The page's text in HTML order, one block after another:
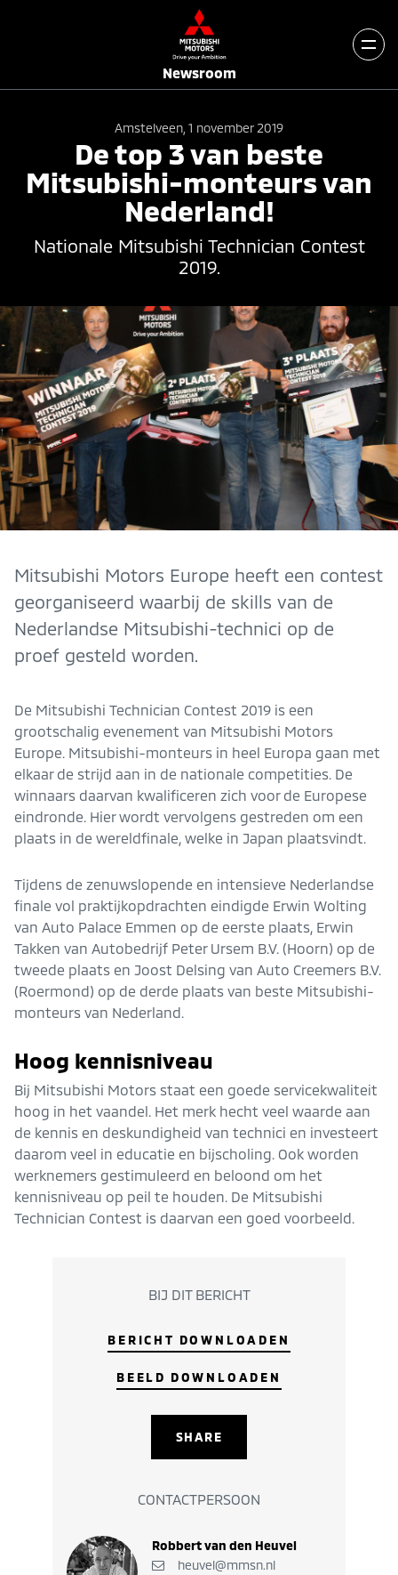
Newsroom
Amstelveen, 1 november 2019
De top 3 van beste
Mitsubishi-monteurs van
Nederland!
Nationale Mitsubishi Technician Contest
2019.
Mitsubishi Motors Europe heeft een contest
georganiseerd waarbij de skills van de
Nederlandse Mitsubishi-technici op de
proef gesteld worden.
De Mitsubishi Technician Contest 2019 is een
grootschalig evenement van Mitsubishi Motors
Europe. Mitsubishi-monteurs in heel Europa gaan met
elkaar de strijd aan in de nationale competities. De
winnaars daarvan kwalificeren zich voor de Europese
eindronde. Hier wordt vervolgens gestreden om een
plaats in de wereldfinale, welke in Japan plaatsvindt.
Tijdens de zenuwslopende en intensieve Nederlandse
finale vol praktijkopdrachten eindigde Erwin Wolting
van Auto Palace Emmen op de eerste plaats, Erwin
Takken van Autobedrijf Peter Ursem B.V. (Hoorn) op de
tweede plaats en Joost Delsing van Auto Creemers B.V.
(Roermond) op de derde plaats van beste Mitsubishi-
monteurs van Nederland.
Hoog kennisniveau
Bij Mitsubishi Motors staat een goede servicekwaliteit
hoog in het vaandel. Het merk hecht veel waarde aan
de kennis en deskundigheid van technici en investeert
daarom veel in educatie en bijscholing. Ook worden
werknemers gestimuleerd en beloond om het
kennisniveau op peil te houden. De Mitsubishi
Technician Contest is daarvan een goed voorbeeld.
BIJ DIT BERICHT
BERICHT DOWNLOADEN
BEELD DOWNLOADEN
SHARE
CONTACTPERSOON
Robbert van den Heuvel
heuvel@mmsn.nl